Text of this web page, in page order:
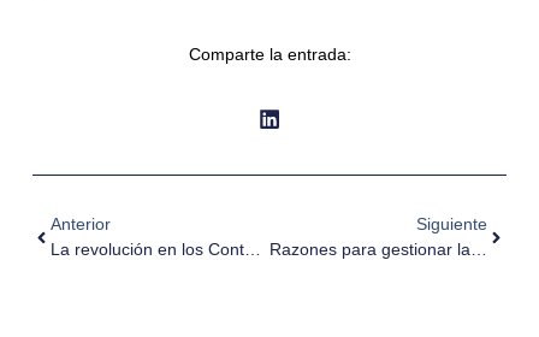
Comparte la entrada:
Anterior
La revolución en los Contact Center ya ha llegado
Siguiente